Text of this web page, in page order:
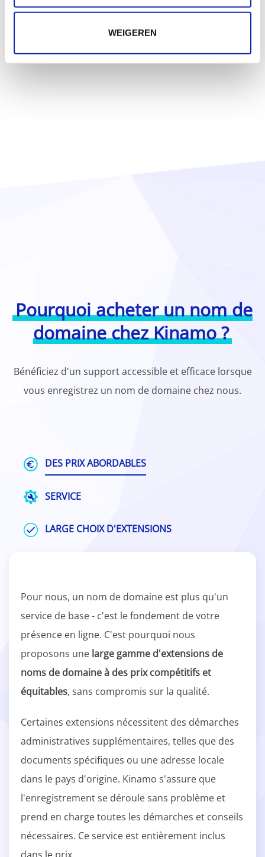
WEIGEREN
Pourquoi acheter un nom de
domaine chez Kinamo ?
Bénéficiez d'un support accessible et efficace lorsque
vous enregistrez un nom de domaine chez nous.
DES PRIX ABORDABLES
SERVICE
LARGE CHOIX D'EXTENSIONS
Pour nous, un nom de domaine est plus qu'un
service de base - c'est le fondement de votre
présence en ligne. C'est pourquoi nous
proposons une large gamme d'extensions de
noms de domaine à des prix compétitifs et
équitables, sans compromis sur la qualité.
Certaines extensions nécessitent des démarches
administratives supplémentaires, telles que des
documents spécifiques ou une adresse locale
dans le pays d'origine. Kinamo s'assure que
l'enregistrement se déroule sans problème et
prend en charge toutes les démarches et conseils
nécessaires. Ce service est entièrement inclus